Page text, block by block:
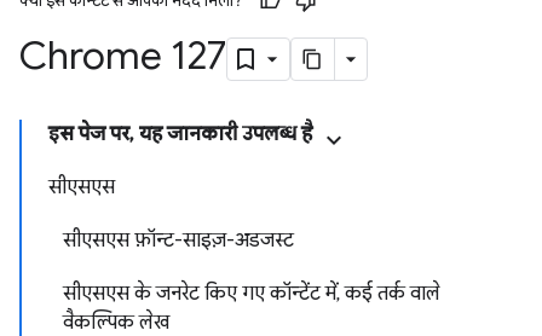
Chrome 127
इस पेज पर, यह जानकारी उपलब्ध है
सीएसएस
सीएसएस फ़ॉन्ट-साइज़-अडजस्ट
सीएसएस के जनरेट किए गए कॉन्टेंट में, कई तर्क वाले
वैकल्पिक लेख